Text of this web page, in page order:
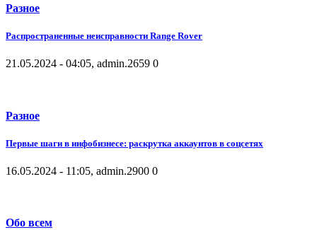
Разное
Распространенные неисправности Range Rover
21.05.2024 - 04:05, admin.2659 0
Разное
Первые шаги в инфобизнесе: раскрутка аккаунтов в соцсетях
16.05.2024 - 11:05, admin.2900 0
Обо всем